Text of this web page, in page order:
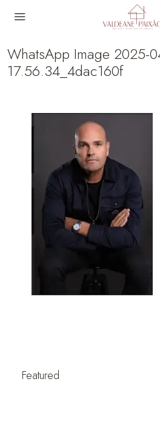
WhatsApp Image 2025-
17.56.34_4dac160f
Featured